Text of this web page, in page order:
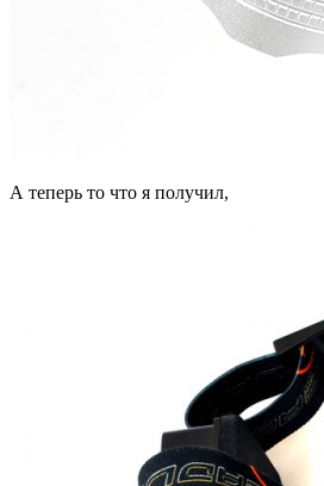
А теперь то что я получил,